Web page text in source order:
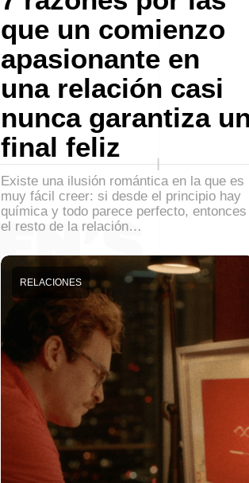
que un comienzo
apasionante en
una relación casi
nunca garantiza
final feliz
Existe una ilusión romántica en la que es
muy fácil creer: si desde el principio hay
química y todo parece perfecto, entonces
el resto de la relación…
RELACIONES